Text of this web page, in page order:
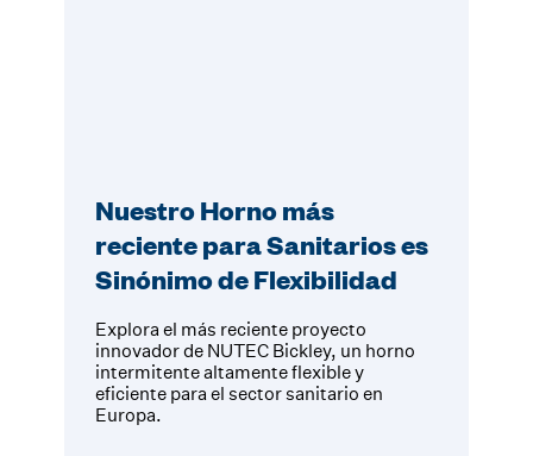
Nuestro Horno más
reciente para Sanitarios es
Sinónimo de Flexibilidad
Explora el más reciente proyecto
innovador de NUTEC Bickley, un horno
intermitente altamente flexible y
eficiente para el sector sanitario en
Europa.